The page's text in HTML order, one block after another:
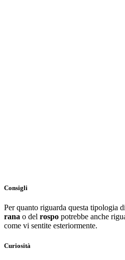
Consigli
Per quanto riguarda questa tipologia
rana o del rospo potrebbe anche
come vi sentite esteriormente.
Curiosità